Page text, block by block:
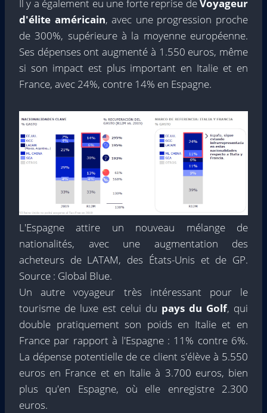
Il y a également eu une forte reprise deVoyageur
d'élite américain, avec une progression proche
de 300%, supérieure à la moyenne européenne.
Ses dépenses ont augmenté à 1.550 euros, même
si son impact est plus important en Italie et en
France, avec 24%, contre 14% en Espagne.
L'Espagne attire un nouveau mélange de
nationalités, avec une augmentation des
acheteurs de LATAM, des États-Unis et de GP.
Source : Global Blue.
Un autre voyageur très intéressant pour le
tourisme de luxe est celui du pays du Golf, qui
double pratiquement son poids en Italie et en
France par rapport à l'Espagne : 11% contre 6%.
La dépense potentielle de ce client s'élève à 5.550
euros en France et en Italie à 3.700 euros, bien
plus qu'en Espagne, où elle enregistre 2.300
euros.